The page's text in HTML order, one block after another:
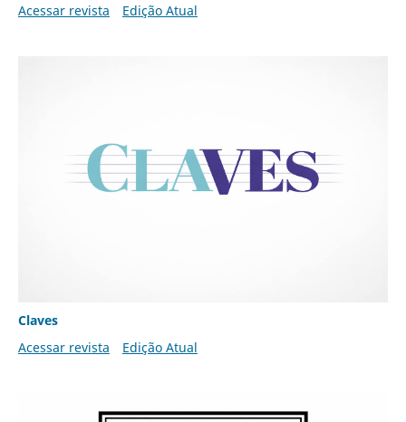
Acessar revista
Edição Atual
Claves
Acessar revista
Edição Atual